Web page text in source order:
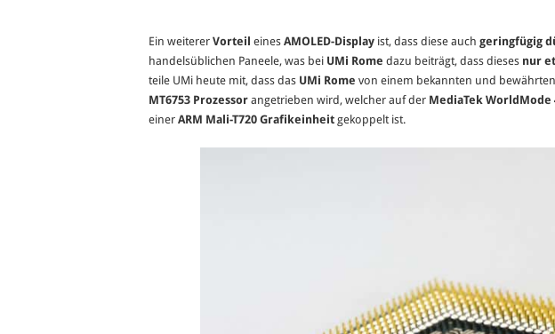
Ein weiterer Vorteil eines AMOLED-Display ist, dass diese auch geringfügig
handelsüblichen Paneele, was bei UMi Rome dazu beiträgt, dass dieses nur
teile UMi heute mit, dass das UMi Rome von einem bekannten und bewährten
MT6753 Prozessor angetrieben wird, welcher auf der MediaTek WorldMode
einer ARM Mali-T720 Grafikeinheit gekoppelt ist.